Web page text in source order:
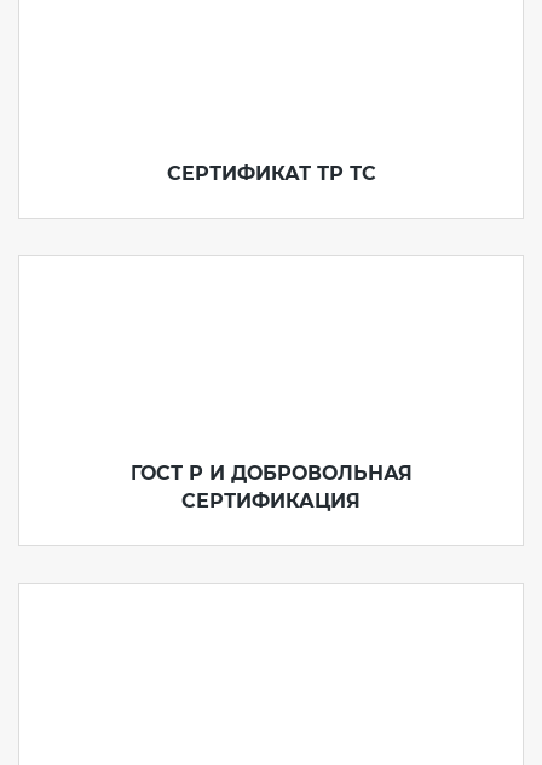
СЕРТИФИКАТ ТР ТС
ГОСТ Р И ДОБРОВОЛЬНАЯ
СЕРТИФИКАЦИЯ